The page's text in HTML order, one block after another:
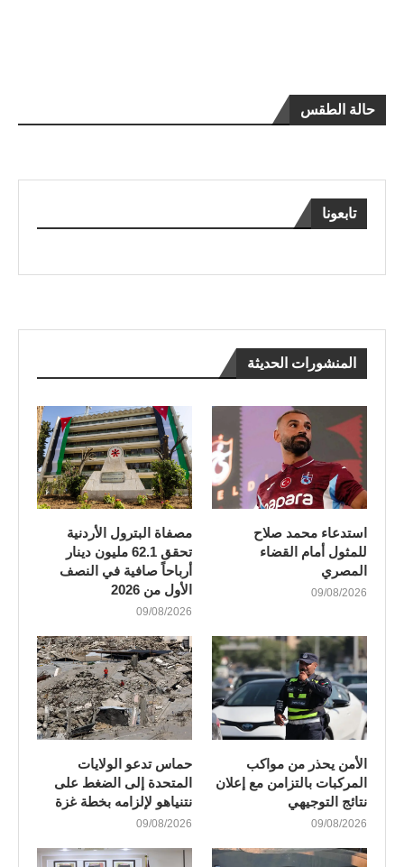
حالة الطقس
تابعونا
المنشورات الحديثة
استدعاء محمد صلاح
للمثول أمام القضاء
المصري
09/08/2026
مصفاة البترول الأردنية
تحقق 62.1 مليون دينار
أرباحاً صافية في النصف
الأول من 2026
09/08/2026
الأمن يحذر من مواكب
المركبات بالتزامن مع إعلان
نتائج التوجيهي
09/08/2026
حماس تدعو الولايات
المتحدة إلى الضغط على
نتنياهو لإلزامه بخطة غزة
09/08/2026